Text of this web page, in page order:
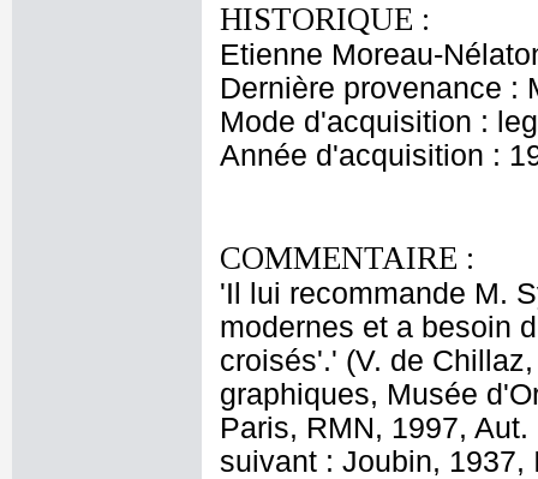
HISTORIQUE :
Etienne Moreau-
Dernière provenance :
Mode d'acquisition :
Année d'acquisition :
COMMENTAIRE :
'Il lui recommande M.
modernes et a besoin
croisés'.' (V. de
graphiques, Musée
Paris, RMN, 1997,
suivant : Joubin, 1937,